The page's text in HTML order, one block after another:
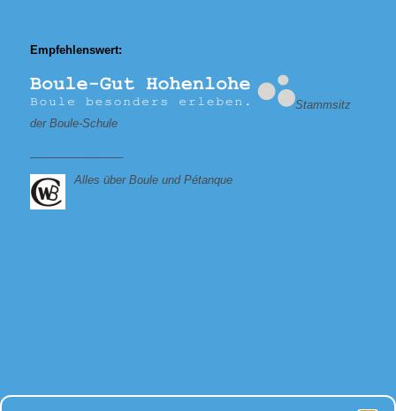
Empfehlenswert:
Stammsitz
der Boule-Schule
Alles über Boule und Pétanque